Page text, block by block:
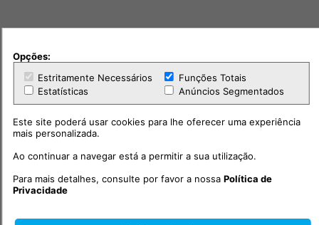
Opções:
Estritamente Necessários
Funções Totais
Estatísticas
Anúncios Segmentados
Este site poderá usar cookies para lhe oferecer uma experiência
mais personalizada.
Ao continuar a navegar está a permitir a sua utilização.
Para mais detalhes, consulte por favor a nossaPolítica de
Privacidade